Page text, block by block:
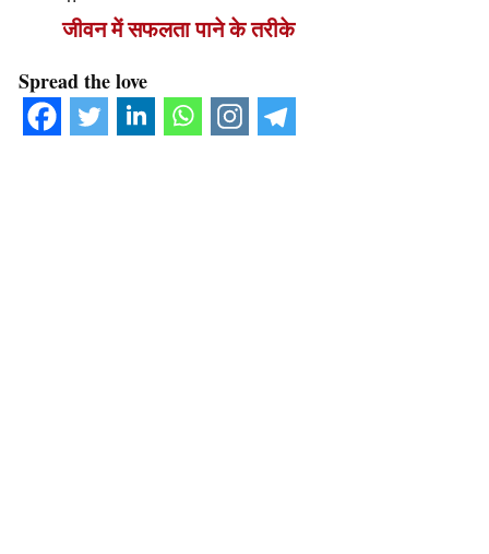
जीवन में सफलता पाने के तरीके
Spread the love